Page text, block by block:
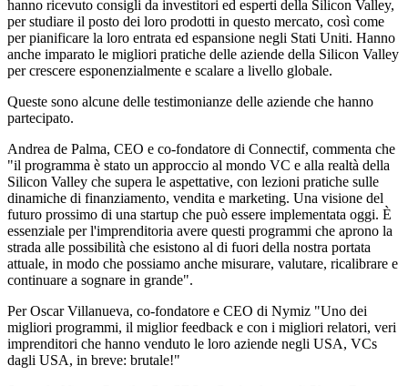
hanno ricevuto consigli da investitori ed esperti della Silicon Valley,
per studiare il posto dei loro prodotti in questo mercato, così come
per pianificare la loro entrata ed espansione negli Stati Uniti. Hanno
anche imparato le migliori pratiche delle aziende della Silicon Valley
per crescere esponenzialmente e scalare a livello globale.
Queste sono alcune delle testimonianze delle aziende che hanno
partecipato.
Andrea de Palma, CEO e co-fondatore di Connectif, commenta che
"il programma è stato un approccio al mondo VC e alla realtà della
Silicon Valley che supera le aspettative, con lezioni pratiche sulle
dinamiche di finanziamento, vendita e marketing. Una visione del
futuro prossimo di una startup che può essere implementata oggi. È
essenziale per l'imprenditoria avere questi programmi che aprono la
strada alle possibilità che esistono al di fuori della nostra portata
attuale, in modo che possiamo anche misurare, valutare, ricalibrare e
continuare a sognare in grande".
Per Oscar Villanueva, co-fondatore e CEO di Nymiz "Uno dei
migliori programmi, il miglior feedback e con i migliori relatori, veri
imprenditori che hanno venduto le loro aziende negli USA, VCs
dagli USA, in breve: brutale!"